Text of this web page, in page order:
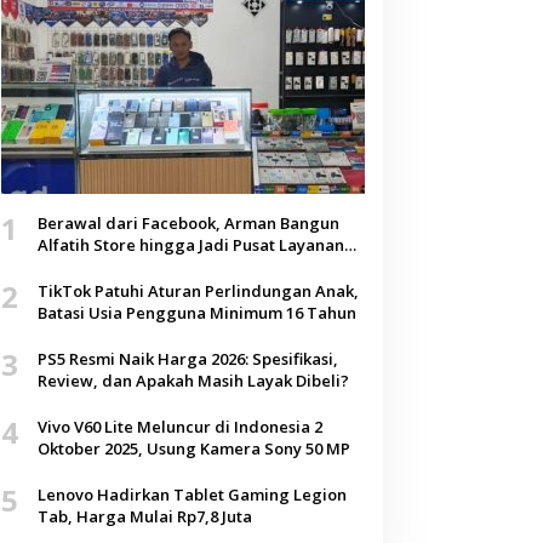
1
Berawal dari Facebook, Arman Bangun
Alfatih Store hingga Jadi Pusat Layanan
2
TikTok Patuhi Aturan Perlindungan Anak,
Batasi Usia Pengguna Minimum 16 Tahun
3
PS5 Resmi Naik Harga 2026: Spesifikasi,
Review, dan Apakah Masih Layak Dibeli?
4
Vivo V60 Lite Meluncur di Indonesia 2
Oktober 2025, Usung Kamera Sony 50 MP
5
Lenovo Hadirkan Tablet Gaming Legion
Tab, Harga Mulai Rp7,8 Juta